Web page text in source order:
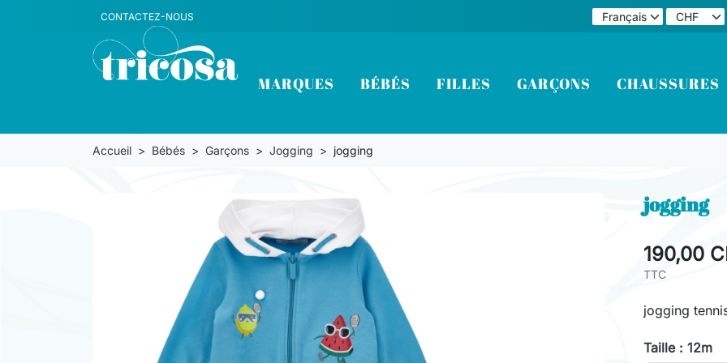
CONTACTEZ-NOUS
MARQUES BÉBÉS FILLES GARÇONS CHAUSSURES
Accueil Bébés Garçons Jogging jogging
jogging
190,00
TTC
jogging
Taille : 12m